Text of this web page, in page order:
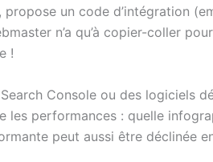
un code d’intégration
n’a qu’à copier-coller
!
Console ou des logiciels
les performances : quelle
peut aussi être déclinée